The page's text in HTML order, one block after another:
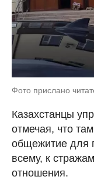
Фото прислано
Казахстанцы
отмечая, что
общежитие для
всему, к
отношения.